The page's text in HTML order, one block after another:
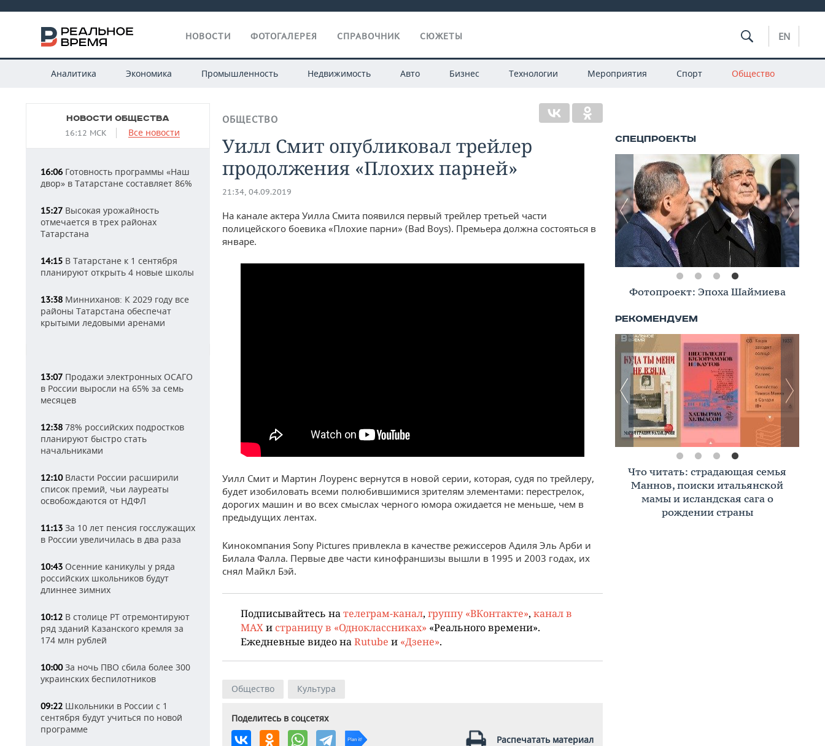
НОВОСТИ ФОТОГАЛЕРЕЯ СПРАВОЧНИК СЮЖЕТЫ EN
Аналитика Экономика Промышленность Недвижимость Авто Бизнес Технологии Мероприятия Спорт Общество
НОВОСТИ ОБЩЕСТВА
16:12 МСК Все новости
16:06 Готовность программы «Наш
двор» в Татарстане составляет 86%
15:27 Высокая урожайность
отмечается в трех районах
Татарстана
14:15 В Татарстане к 1 сентября
планируют открыть 4 новые школы
13:38 Минниханов: К 2029 году все
районы Татарстана обеспечат
крытыми ледовыми аренами
13:07 Продажи электронных ОСАГО
в России выросли на 65% за семь
месяцев
12:38 78% российских подростков
планируют быстро стать
начальниками
12:10Власти России расширили
список премий, чьи лауреаты
освобождаются от НДФЛ
11:13 За 10 лет пенсия госслужащих
в России увеличилась в два раза
10:43 Осенние каникулы у ряда
российских школьников будут
длиннее зимних
10:12 В столице РТ отремонтируют
ряд зданий Казанского кремля за
174 млн рублей
10:00За ночь ПВО сбила более 300
украинских беспилотников
09:22 Школьники в России с 1
сентября будут учиться по новой
программе
ОБЩЕСТВО
Уилл Смит опубликовал трейлер
продолжения «Плохих парней»
21:34, 04.09.2019
На канале актера Уилла Смита появился первый трейлер третьей части
полицейского боевика «Плохие парни» (Bad Boys). Премьера должна состояться в
январе.
Уилл Смит и Мартин Лоуренс вернутся в новой серии, которая, судя по трейлеру,
будет изобиловать всеми полюбившимися зрителям элементами: перестрелок,
дорогих машин и во всех смыслах черного юмора ожидается не меньше, чем в
предыдущих лентах.
Кинокомпания Sony Pictures привлекла в качестве режиссеров Адиля Эль Арби и
Билала Фалла. Первые две части кинофраншизы вышли в 1995 и 2003 годах, их
снял Майкл Бэй.
Подписывайтесь на телеграм-канал, группу «ВКонтакте», канал в
MAX и страницу в «Одноклассниках» «Реального времени».
Ежедневные видео на Rutube и «Дзене».
Общество Культура
Поделитесь в соцсетях
Распечатать материал
Фотопроект: Эпоха Шаймиева
Что читать: страдающая семья
Маннов, поиски итальянской
мамы и исландская сага о
рождении страны